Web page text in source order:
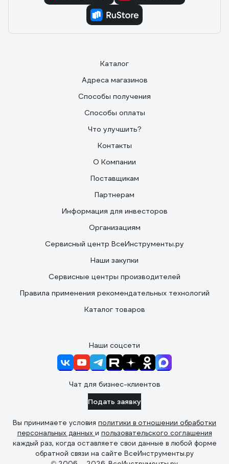
Каталог
Адреса магазинов
Способы получения
Способы оплаты
Что улучшить?
Контакты
О Компании
Поставщикам
Партнерам
Информация для инвесторов
Организациям
Сервисный центр ВсеИнструменты.ру
Наши закупки
Сервисные центры производителей
Правила применения рекомендательных технологий
Каталог товаров
Наши соцсети
Чат для бизнес-клиентов
Подать заявку
Вы принимаете условия политики в отношении обработки
персональных данных и пользовательского соглашения
каждый раз, когда оставляете свои данные в любой форме
обратной связи на сайте ВсеИнструменты.ру